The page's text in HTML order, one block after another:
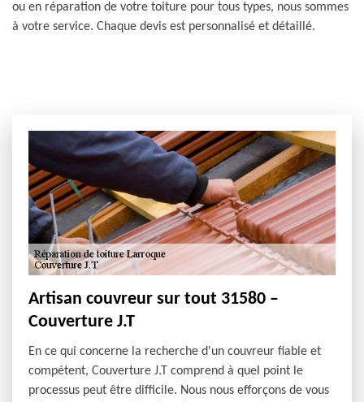
ou en réparation de votre toiture pour tous types, nous sommes
à votre service. Chaque devis est personnalisé et détaillé.
Artisan couvreur sur tout 31580 –
Couverture J.T
En ce qui concerne la recherche d'un couvreur fiable et
compétent, Couverture J.T comprend à quel point le
processus peut être difficile. Nous nous efforçons de vous